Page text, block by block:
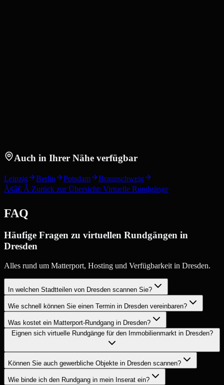
Auch in Ihrer Nähe verfügbar
Leipzig Berlin Potsdam
Braunschweig
Ã¢â€ Â Zurück zur Übersicht: Virtuelle Rundgänge
FAQ
Häufige Fragen zu virtuellen Rundgängen in
Dresden
Alles rund um Matterport, Hosting und Verfügbarkeit in Dresden.
In welchen Stadtteilen von Dresden scannen Sie?
Wie schnell können Sie einen Termin in Dresden vereinbaren?
Was kostet ein Matterport-Rundgang in Dresden?
Eignen sich virtuelle Rundgänge für den Immobilienmarkt in Dresden?
Können Sie auch gewerbliche Objekte in Dresden scannen?
Wie binde ich den Rundgang in mein Inserat ein?